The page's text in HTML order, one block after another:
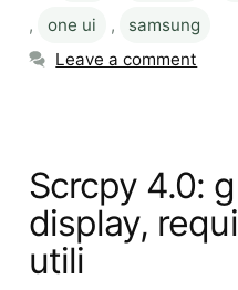
,
one ui ,
samsung
Leave a comment
Scrcpy 4.0:
display,
utili